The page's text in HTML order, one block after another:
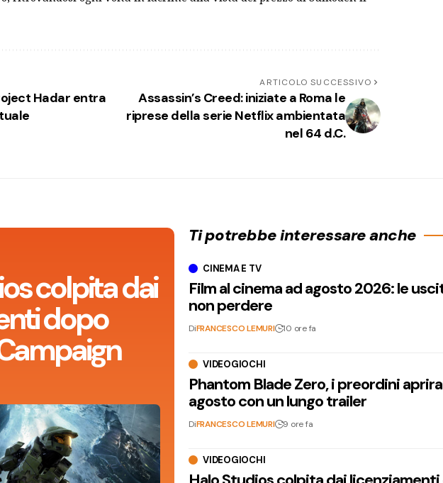
Hadar entra
ARTICOLO SUCCESSIVO
Assassin’s Creed: iniziate a Roma le
riprese della serie Netflix ambientata
nel 64 d.C.
colpita dai
dopo
Ti potrebbe interessare anche
CINEMA E TV
Film al cinema ad agosto 2026: le
non perdere
DiFRANCESCO LEMURI 10 ore fa
VIDEOGIOCHI
Phantom Blade Zero, i preordini
agosto con un lungo trailer
DiFRANCESCO LEMURI 9 ore fa
VIDEOGIOCHI